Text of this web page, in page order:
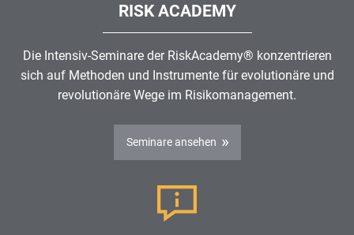
RISK ACADEMY
Die Intensiv-Seminare der RiskAcademy® konzentrieren
sich auf Methoden und Instrumente für evolutionäre und
revolutionäre Wege im Risikomanagement.
Seminare ansehen